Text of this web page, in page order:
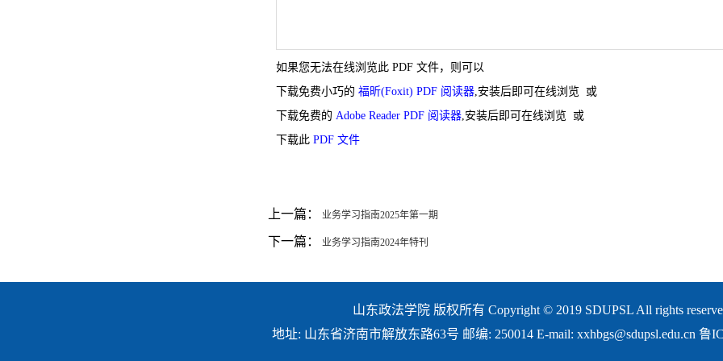
如果您无法在线浏览此 PDF 文件，则可以
下载免费小巧的 福昕(Foxit) PDF 阅读器,安装后即可在线浏览 或
下载免费的 Adobe Reader PDF 阅读器,安装后即可在线浏览 或
下载此 PDF 文件
上一篇： 业务学习指南2025年第一期
下一篇： 业务学习指南2024年特刊
山东政法学院 版权所有 Copyright © 2019 SDUPSL All rights
地址: 山东省济南市解放东路63号 邮编: 250014 E-mail: xxhbgs@sdupsl.edu.cn 鲁